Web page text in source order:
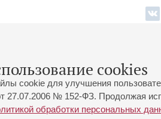
cookies
cookie для улучшения
27.07.2006 № 152-ФЗ. Продолжая
обработки персональных